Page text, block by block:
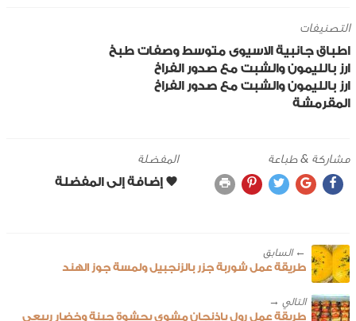
التصنيفات
اطباق جانبية الاسيوى متوسط وصفات طبخ
ارز بالليمون والشبت مع صدور الفراخ
ارز بالليمون والشبت مع صدور الفراخ
المقرمشة
مشاركة & طباعة المفضلة
← ‎السابق
طريقة عمل شوربة جزر بالزنجبيل ولمسة جوز الهند
طريقة عمل رول باذنجان مشوي بحشوة جبنة وخضار ربيعى